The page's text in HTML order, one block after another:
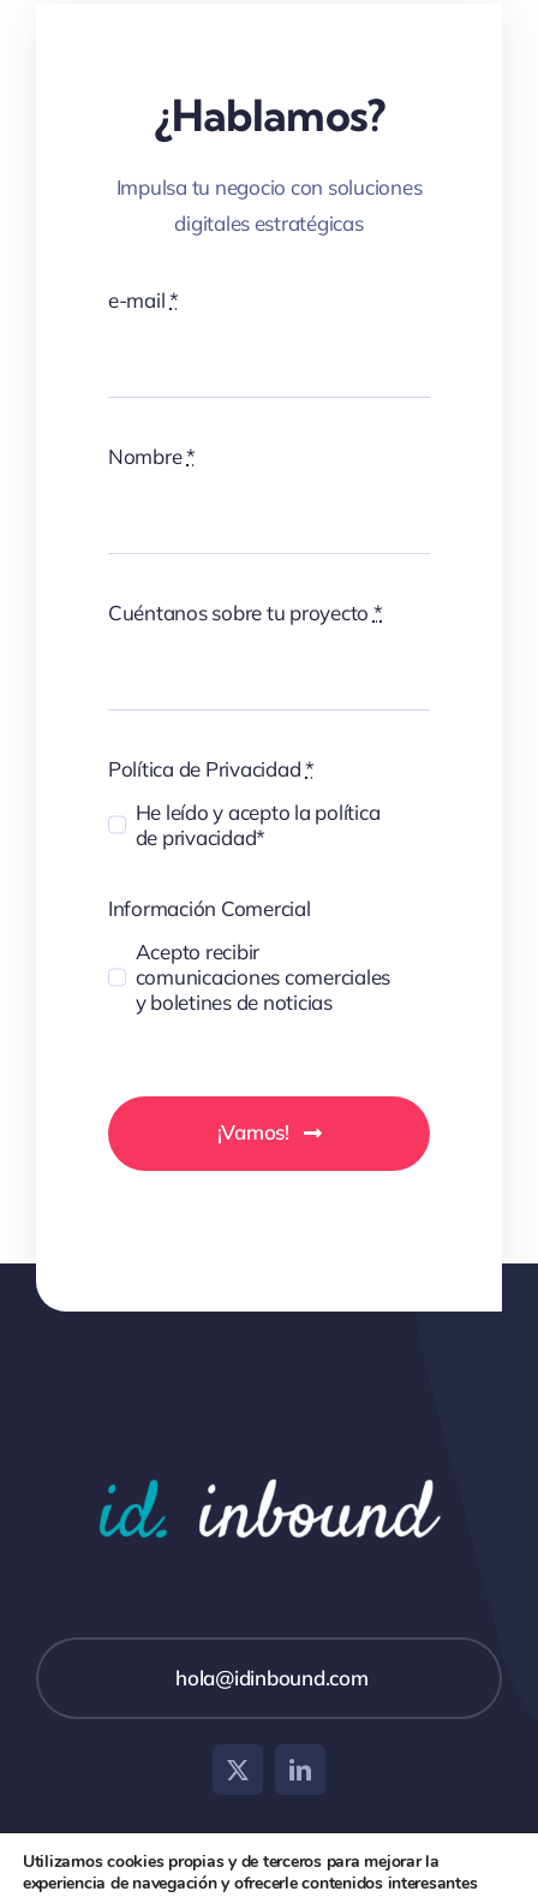
¿Hablamos?
Impulsa tu negocio con soluciones
digitales estratégicas
e-mail*
Nombre*
Cuéntanos sobre tu proyecto *
Política de Privacidad*
He leído y acepto la política
de privacidad*
Información Comercial
Acepto recibir
comunicaciones comerciales
y boletines de noticias
¡Vamos!
hola@idinbound.com
Utilizamos cookies propias y de terceros para mejorar la
experiencia de navegación y ofrecerle contenidos interesantes